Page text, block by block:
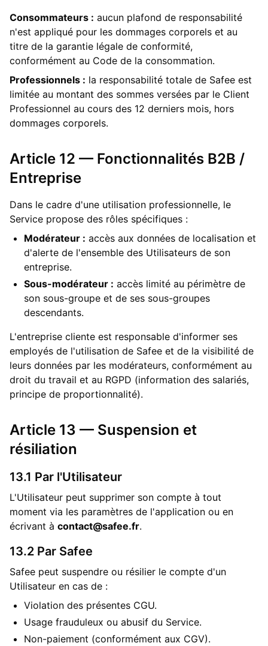
Consommateurs : aucun plafond de responsabilité
n'est appliqué pour les dommages corporels et au
titre de la garantie légale de conformité,
conformément au Code de la consommation.
Professionnels : la responsabilité totale de Safee est
limitée au montant des sommes versées par le Client
Professionnel au cours des 12 derniers mois, hors
dommages corporels.
Article 12 — Fonctionnalités B2B /
Entreprise
Dans le cadre d'une utilisation professionnelle, le
Service propose des rôles spécifiques :
Modérateur : accès aux données de localisation et
d'alerte de l'ensemble des Utilisateurs de son
entreprise.
Sous-modérateur : accès limité au périmètre de
son sous-groupe et de ses sous-groupes
descendants.
L'entreprise cliente est responsable d'informer ses
employés de l'utilisation de Safee et de la visibilité de
leurs données par les modérateurs, conformément au
droit du travail et au RGPD (information des salariés,
principe de proportionnalité).
Article 13 — Suspension et
résiliation
13.1 Par l'Utilisateur
L'Utilisateur peut supprimer son compte à tout
moment via les paramètres de l'application ou en
écrivant à contact@safee.fr.
13.2 Par Safee
Safee peut suspendre ou résilier le compte d'un
Utilisateur en cas de :
Violation des présentes CGU.
Usage frauduleux ou abusif du Service.
Non-paiement (conformément aux CGV).